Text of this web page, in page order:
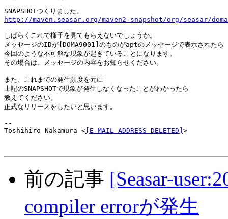
http://maven.seasar.org/maven2-snapshot/org/seasar/
しばらくこれで様子を見てもらえないでしょうか。
メッセージのIDが[DOMA9001]のものがaptのメッセージで表示されたら
今回のような不可解な現象が起きていることになります。
その場合は、メッセージの内容をお知らせください。
また、これまでの発生頻度を元に
上記のSNAPSHOTで現象が発生しなくなったことがわかったら
教えてください。
正式なリリースをしたいと思います。
--
Toshihiro Nakamura < [E-MAIL ADDRESS DELETED] >
前の記事 [Seasar-
compiler errorが発生